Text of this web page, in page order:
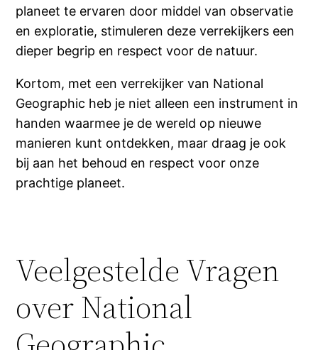
planeet te ervaren door middel van observatie
en exploratie, stimuleren deze verrekijkers een
dieper begrip en respect voor de natuur.
Kortom, met een verrekijker van National
Geographic heb je niet alleen een instrument in
handen waarmee je de wereld op nieuwe
manieren kunt ontdekken, maar draag je ook
bij aan het behoud en respect voor onze
prachtige planeet.
Veelgestelde Vragen
over National